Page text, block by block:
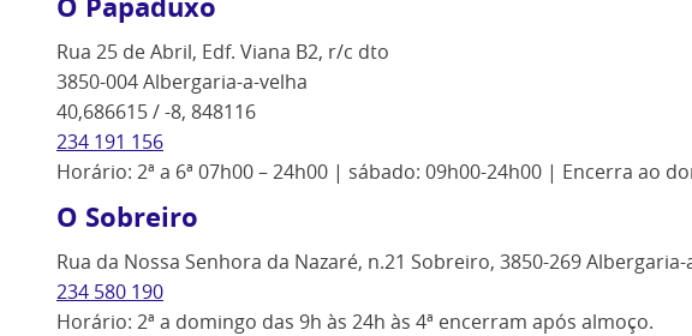
Rua 25 de Abril, Edf. Viana B2, r/c dto
3850-004 Albergaria-a-velha
40,686615 / -8, 848116
234 191 156
Horário: 2ª a 6ª 07h00 – 24h00 | sábado: 09h00-24h00 | Encerra ao
O Sobreiro
Rua da Nossa Senhora da Nazaré, n.21 Sobreiro, 3850-269 Albergaria-
234 580 190
Horário: 2ª a domingo das 9h às 24h às 4ª encerram após almoço.